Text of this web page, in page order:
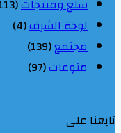
سلع ومنتجات(113)
لوحة الشرف(4)
مجتمع(139)
منوعات(97)
تابعنا على